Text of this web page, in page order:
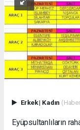
Erkek| Kadın
Eyüpsultanlıların